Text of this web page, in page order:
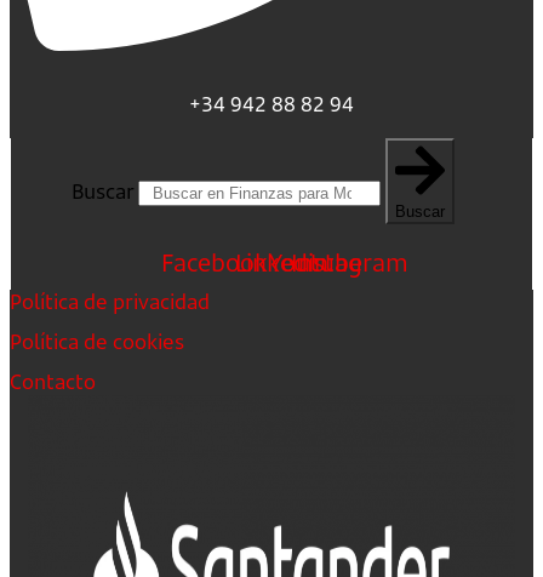
+34 942 88 82 94
Buscar
Buscar
FacebookLinkedin
Youtube
Instagram
Política de privacidad
Política de cookies
Contacto